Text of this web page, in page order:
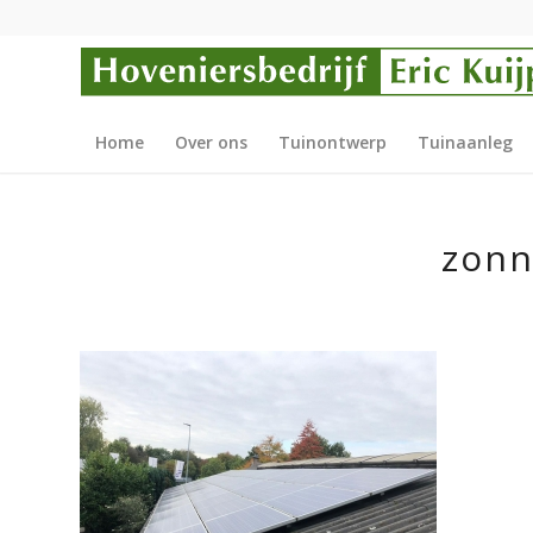
Home Over ons Tuinontwerp Tuinaanleg